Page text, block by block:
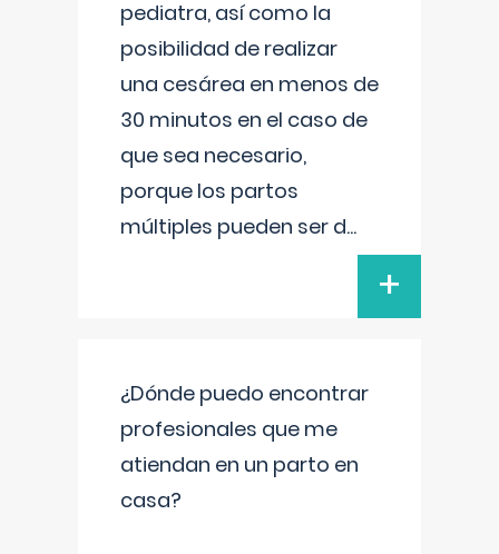
pediatra, así como la
posibilidad de realizar
una cesárea en menos de
30 minutos en el caso de
que sea necesario,
porque los partos
múltiples pueden ser d...
+
¿Dónde puedo encontrar
profesionales que me
atiendan en un parto en
casa?